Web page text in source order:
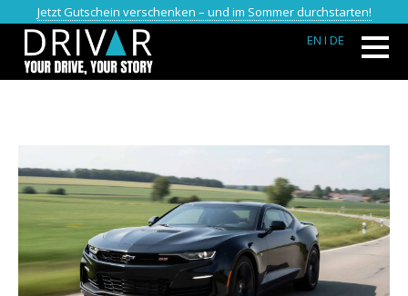
Jetzt Gutschein verschenken – und im Sommer durchstarten!
EN I DE